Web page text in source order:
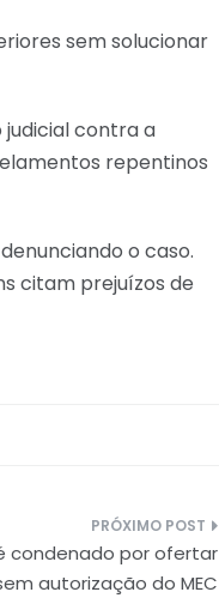
sem solucionar
judicial contra a
repentinos
o caso.
citam prejuízos de
condenado por ofertar
autorização do MEC